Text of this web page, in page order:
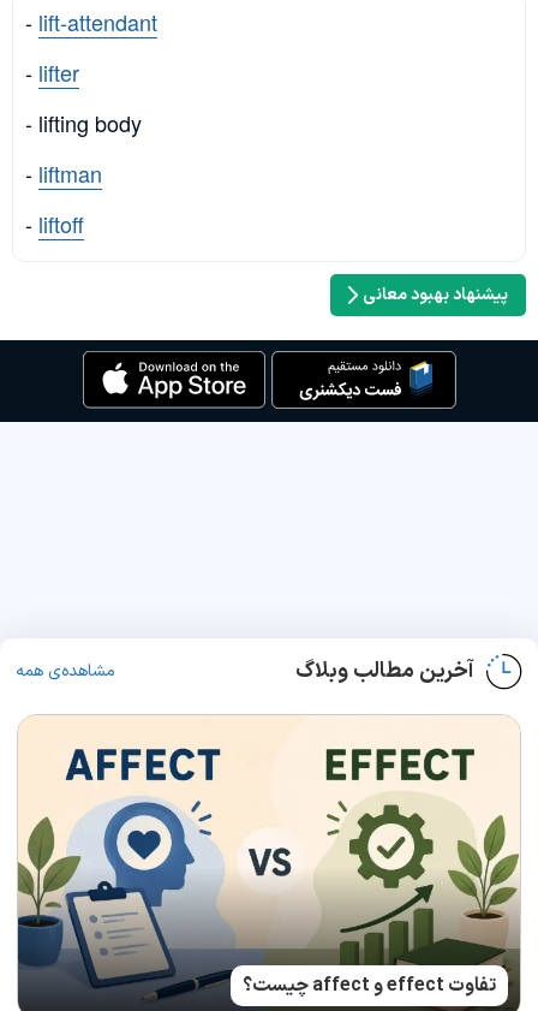
- lift-attendant
- lifter
- lifting body
- liftman
- liftoff
پیشنهاد بهبود معانی
آخرین مطالب وبلاگ مشاهده‌ی همه
تفاوت effect و affect چیست؟